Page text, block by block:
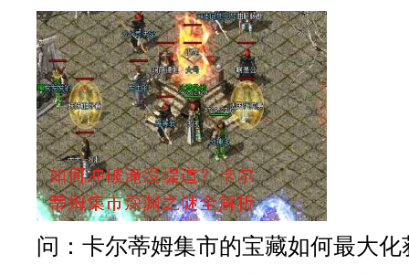
问：卡尔蒂姆集市的宝藏如何最大化